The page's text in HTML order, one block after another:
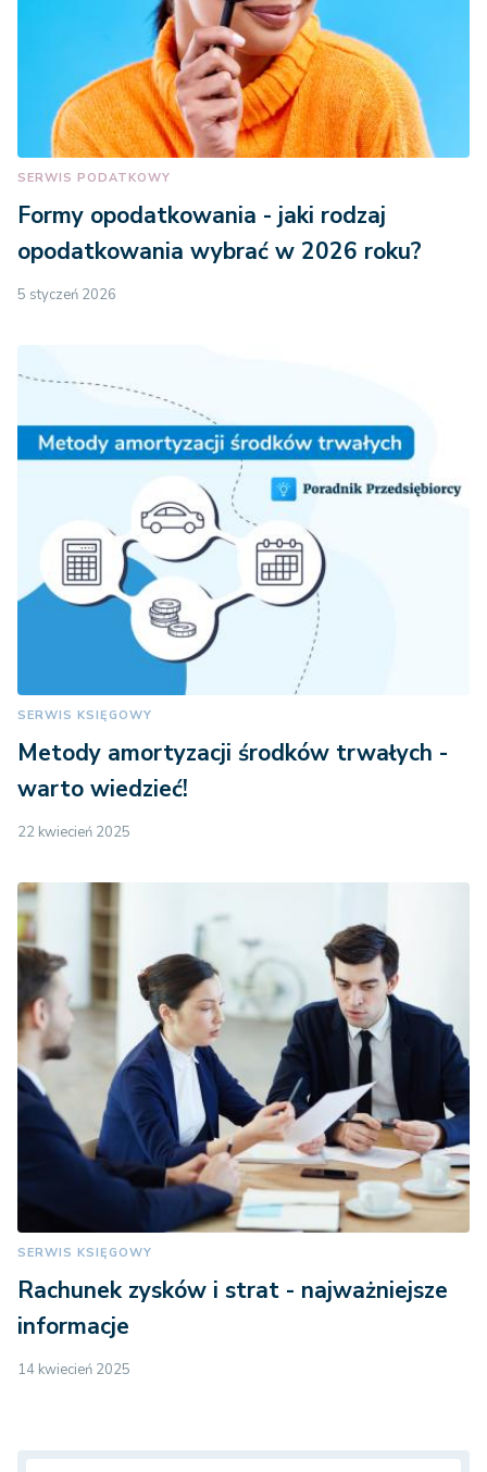
SERWIS PODATKOWY
Formy opodatkowania - jaki rodzaj
opodatkowania wybrać w 2026 roku?
5 styczeń 2026
SERWIS KSIĘGOWY
Metody amortyzacji środków trwałych -
warto wiedzieć!
22 kwiecień 2025
SERWIS KSIĘGOWY
Rachunek zysków i strat - najważniejsze
informacje
14 kwiecień 2025